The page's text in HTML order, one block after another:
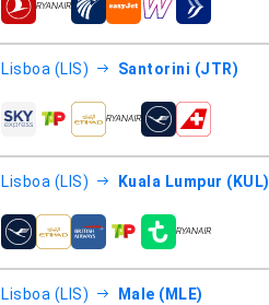
companhias aéreas
Lisboa (LIS) Santorini (JTR)
companhias aéreas
Lisboa (LIS) Kuala Lumpur (KUL)
companhias aéreas
Lisboa (LIS) Male (MLE)